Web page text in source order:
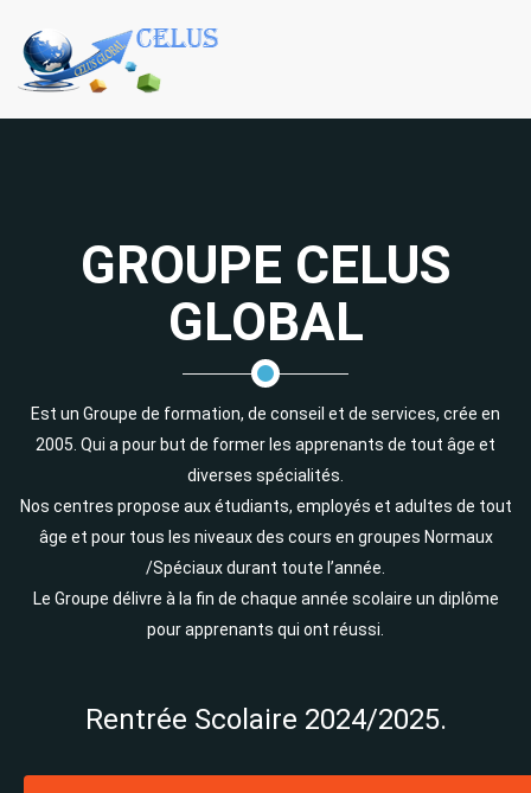
GROUPE CELUS
GLOBAL
Est un Groupe de formation, de conseil et de services, crée en
2005. Qui a pour but de former les apprenants de tout âge et
diverses spécialités.
Nos centres propose aux étudiants, employés et adultes de tout
âge et pour tous les niveaux des cours en groupes Normaux
/Spéciaux durant toute l’année.
Le Groupe délivre à la fin de chaque année scolaire un diplôme
pour apprenants qui ont réussi.
Rentrée Scolaire 2024/2025.